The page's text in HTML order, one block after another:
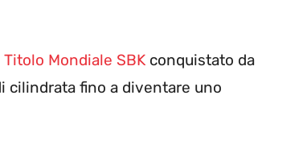
Titolo Mondiale SBK conquistato da
cilindrata fino a diventare uno